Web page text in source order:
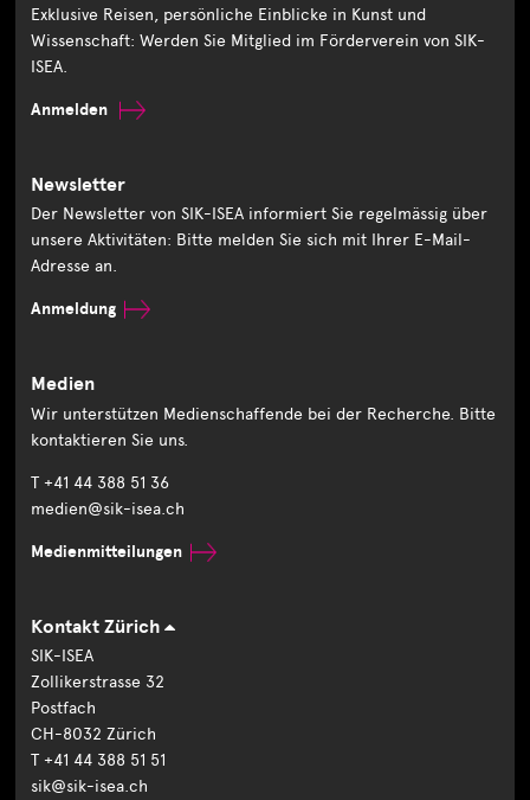
Exklusive Reisen, persönliche Einblicke in Kunst und
Wissenschaft: Werden Sie Mitglied im Förderverein von SIK-
ISEA.
Anmelden
Newsletter
Der Newsletter von SIK-ISEA informiert Sie regelmässig über
unsere Aktivitäten: Bitte melden Sie sich mit Ihrer E-Mail-
Adresse an.
Anmeldung
Medien
Wir unterstützen Medienschaffende bei der Recherche. Bitte
kontaktieren Sie uns.
T +41 44 388 51 36
medien@sik-isea.ch
Medienmitteilungen
Kontakt Zürich
SIK-ISEA
Zollikerstrasse 32
Postfach
CH-8032 Zürich
T +41 44 388 51 51
sik@sik-isea.ch